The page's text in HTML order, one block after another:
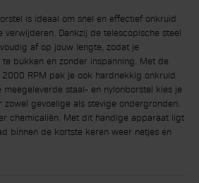
is ideaal om snel en effectief onkruid
verwijderen. Dankzij de telescopische steel
af op jouw lengte, zodat je
bukken en zonder inspanning. Met de
RPM pak je ook hardnekkig onkruid
meegeleverde staal- en nylonborstel kies je
gevoelige als stevige ondergronden.
chemicaliën. Met dit handige apparaat ligt
binnen de kortste keren weer netjes en